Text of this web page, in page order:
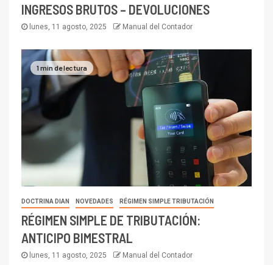
INGRESOS BRUTOS – DEVOLUCIONES
lunes, 11 agosto, 2025 Manual del Contador
1 min de lectura
DOCTRINA DIAN NOVEDADES RÉGIMEN SIMPLE TRIBUTACIÓN
RÉGIMEN SIMPLE DE TRIBUTACIÓN:
ANTICIPO BIMESTRAL
lunes, 11 agosto, 2025 Manual del Contador